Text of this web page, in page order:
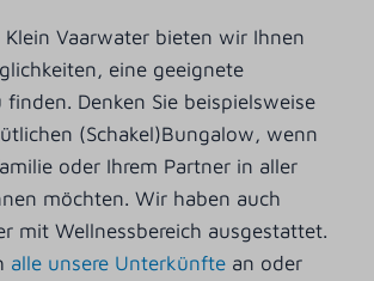
Klein Vaarwater bieten wir Ihnen
eine geeignete
Denken Sie beispielsweise
(Schakel)Bungalow, wenn
oder Ihrem Partner in aller
möchten. Wir haben auch
mit Wellnessbereich ausgestattet.
alle unsere Unterkünfte an oder